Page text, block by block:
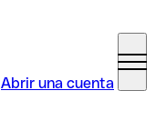
Abrir una cuenta